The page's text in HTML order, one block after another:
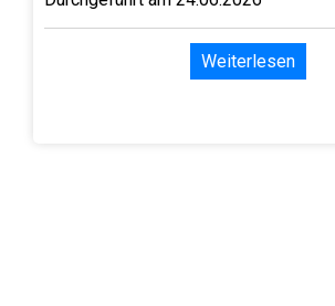
Weiterlesen